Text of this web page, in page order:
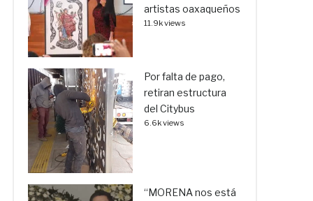
artistas oaxaqueños
11.9k views
Por falta de pago,
retiran estructura
del Citybus
6.6k views
“MORENA nos está